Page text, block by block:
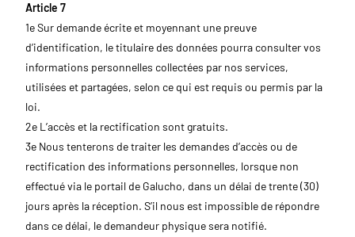
Article 7
1e Sur demande écrite et moyennant une preuve
d’identification, le titulaire des données pourra consulter vos
informations personnelles collectées par nos services,
utilisées et partagées, selon ce qui est requis ou permis par la
loi.
2e L’accès et la rectification sont gratuits.
3e Nous tenterons de traiter les demandes d’accès ou de
rectification des informations personnelles, lorsque non
effectué via le portail de Galucho, dans un délai de trente (30)
jours après la réception. S’il nous est impossible de répondre
dans ce délai, le demandeur physique sera notifié.